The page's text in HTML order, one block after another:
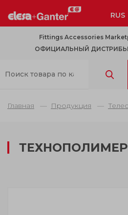
RUS
Fittings Accessories
ОФИЦИАЛЬНЫЙ
Главная Продукция
ТЕХНОПОЛИМЕР